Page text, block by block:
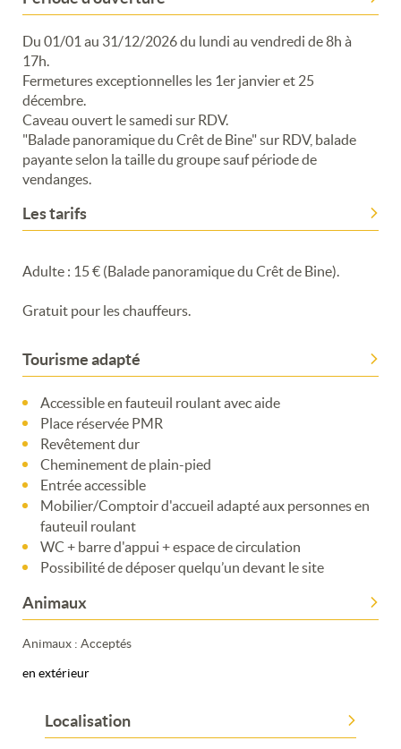
Du 01/01 au 31/12/2026 du lundi au vendredi de 8h à
17h.
Fermetures exceptionnelles les 1er janvier et 25
décembre.
Caveau ouvert le samedi sur RDV.
"Balade panoramique du Crêt de Bine" sur RDV, balade
payante selon la taille du groupe sauf période de
vendanges.
Les tarifs
Adulte : 15 € (Balade panoramique du Crêt de Bine).
Gratuit pour les chauffeurs.
Tourisme adapté
Accessible en fauteuil roulant avec aide
Place réservée PMR
Revêtement dur
Cheminement de plain-pied
Entrée accessible
Mobilier/Comptoir d'accueil adapté aux personnes en
fauteuil roulant
WC + barre d'appui + espace de circulation
Possibilité de déposer quelqu’un devant le site
Animaux
Animaux : Acceptés
en extérieur
Localisation
Merci de patienter...